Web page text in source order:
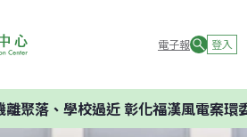
電子報 登入
、學校過近 彰化福漢風電案環委建議